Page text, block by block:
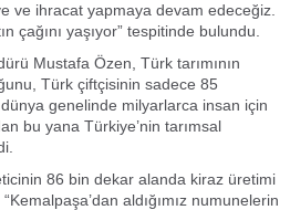
ve ihracat yapmaya devam edeceğiz.
çağını yaşıyor” tespitinde bulundu.
Mustafa Özen, Türk tarımının
Türk çiftçisinin sadece 85
genelinde milyarlarca insan için
bu yana Türkiye’nin tarımsal
86 bin dekar alanda kiraz üretimi
aldığımız numunelerin